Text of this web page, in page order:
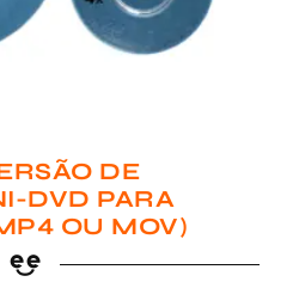
DE
DVD PARA
OU MOV)